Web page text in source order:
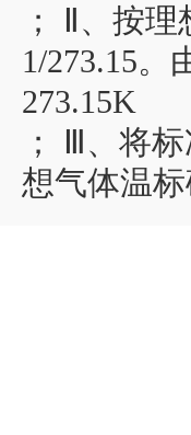
； Ⅱ、按
1/273.15。
273.15K
； Ⅲ、将
想气体温